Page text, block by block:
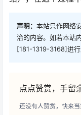
声明： 本站只作网络
治的内容。如若本站
[181-1319-3168]进行
点点赞赏，手留
还没有人赞赏，快来当